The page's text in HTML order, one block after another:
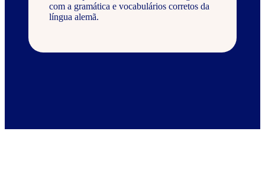
com a gramática e vocabulários corretos da
língua alemã.